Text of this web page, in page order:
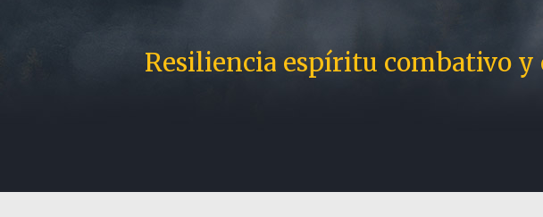
Resiliencia espíritu combativo